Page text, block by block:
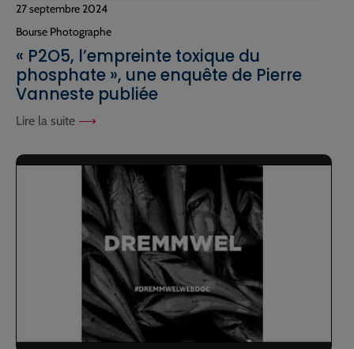
27 septembre 2024
Bourse Photographe
« P2O5, l’empreinte toxique du
phosphate », une enquête de Pierre
Vanneste publiée
Lire la suite